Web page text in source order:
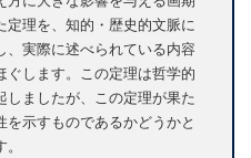
定理を、知的・歴史的文脈に
実際に述べられている内容
ぐします。この定理は哲学的
しましたが、この定理が果た
示すものであるかどうかと